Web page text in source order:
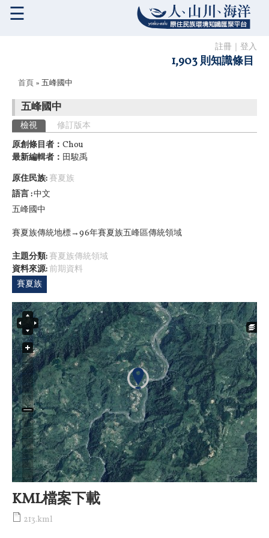
註冊 登入
1,903 則知識條目
☰
您在這裡
首頁 » 五峰國中
五峰國中
主要索引標籤
檢視 (作用中頁籤)
修訂版本
原創條目者： Chou
最新編輯者： 田駿禹
原住民族: 賽夏族
語言 中文
五峰國中
賽夏族傳統地標→96年賽夏族五峰區傳統領域
主題分類: 賽夏族傳統領域
資料來源:前期資料
賽夏族
KML檔案下載
213.kml